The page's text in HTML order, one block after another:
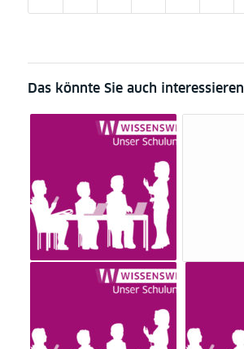
Das könnte Sie auch interessieren